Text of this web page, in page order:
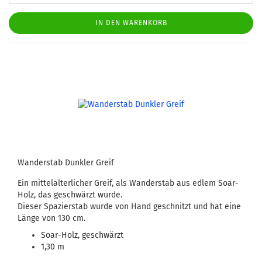
IN DEN WARENKORB
Wanderstab Dunkler Greif
Ein mittelalterlicher Greif, als Wanderstab aus edlem Soar-
Holz, das geschwärzt wurde.
Dieser Spazierstab wurde von Hand geschnitzt und hat eine
Länge von 130 cm.
Soar-Holz, geschwärzt
1,30 m